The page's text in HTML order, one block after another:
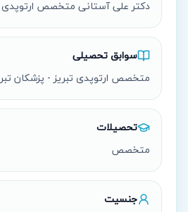
دکتر علی آستانی متخصص ارتوپدى
سوابق تحصیلی
متخصص ارتوپدى تبریز - پزشکان
تحصیلات
متخصص
جنسیت